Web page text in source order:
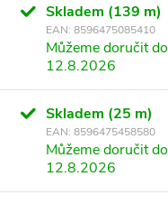
Skladem (139 m)
EAN: 8596475085410
Můžeme doručit do
12.8.2026
Skladem (25 m)
EAN: 8596475458580
Můžeme doručit do
12.8.2026